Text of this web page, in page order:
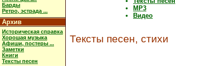
Барды
Ретро, эстрада ...
Архив
Историческая справка
Хорошая музыка
Афиши, постеры ...
Заметки
Книги
Тексты песен
MP3
Видео
Тексты песен, стихи